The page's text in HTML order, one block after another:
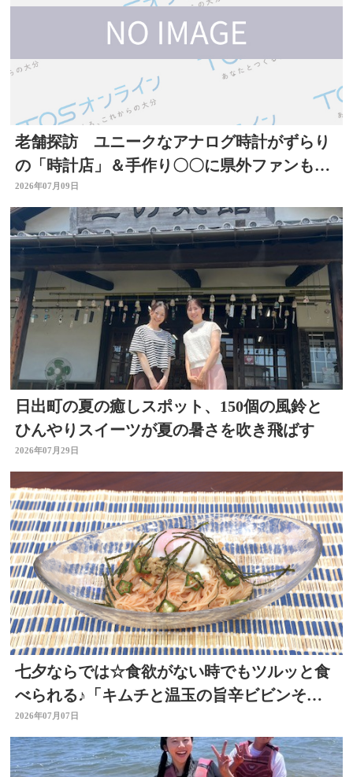
老舗探訪 ユニークなアナログ時計がずらり
の「時計店」＆手作り〇〇に県外ファンもい
る「酒店」 大分
2026年07月09日
日出町の夏の癒しスポット、150個の風鈴と
ひんやりスイーツが夏の暑さを吹き飛ばす
2026年07月29日
七夕ならでは☆食欲がない時でもツルッと食
べられる♪「キムチと温玉の旨辛ビビンそう
めん」 ～開店！キッチン別府ちゃん～
2026年07月07日